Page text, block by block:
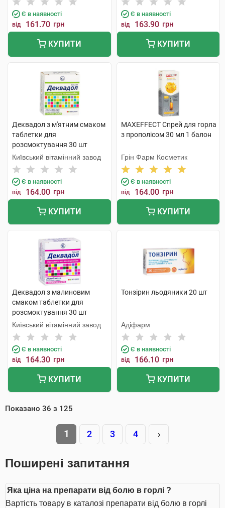
Є в наявності
від 161.70 грн
КУПИТИ
Є в наявності
від 163.90 грн
КУПИТИ
Деквадол з м'ятним смаком
таблетки для
розсмоктування 30 шт
Київський вітамінний завод
Є в наявності
від 164.00 грн
КУПИТИ
MAXEFFECT Спрей для горла
з прополісом 30 мл 1 балон
Грін Фарм Косметик
Є в наявності
від 164.00 грн
КУПИТИ
Деквадол з малиновим
смаком таблетки для
розсмоктування 30 шт
Київський вітамінний завод
Є в наявності
від 164.30 грн
КУПИТИ
Тонзірин льодяники 20 шт
Адіфарм
Є в наявності
від 166.10 грн
КУПИТИ
Показано 36 з 125
1 2 3 4 ›
Поширені запитання
Яка ціна на препарати від болю в горлі ?
Вартість товару в каталозі препарати від болю в горлі